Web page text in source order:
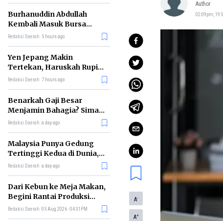
Burhanuddin Abdullah
Kembali Masuk Bursa
Gubernur BI, Ini Rekam
Redaksi Daerah 5 hours ago
Yen Jepang Makin
Tertekan, Haruskah Rupiah
Ikut Khawatir?
Redaksi Daerah 7 hours ago
Benarkah Gaji Besar
Menjamin Bahagia? Simak
Penjelasan Ilmu Ekonomi
Redaksi Daerah a day ago
Malaysia Punya Gedung
Tertinggi Kedua di Dunia,
Ini Daftar Lengkap 2026
Redaksi Daerah a day ago
Dari Kebun ke Meja Makan,
Begini Rantai Produksi
Sawit di Indonesia
Redaksi Daerah 05 Aug 2026 - 04:31PM
Author
02:09pm, 19
A-
A+